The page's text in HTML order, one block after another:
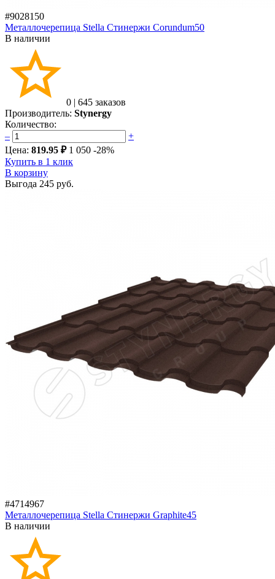
#9028150
Металлочерепица Stella Стинержи Corundum50
В наличии
0 | 645 заказов
Производитель: Stynergy
Количество:
–
+
Цена: 819.95 ₽ 1 050 -28%
Купить в 1 клик
В корзину
Выгода 245 руб.
#4714967
Металлочерепица Stella Стинержи Graphite45
В наличии